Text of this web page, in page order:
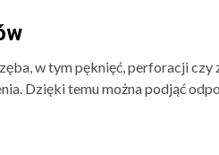
w tym pęknięć, perforacji czy
Dzięki temu można podjąć